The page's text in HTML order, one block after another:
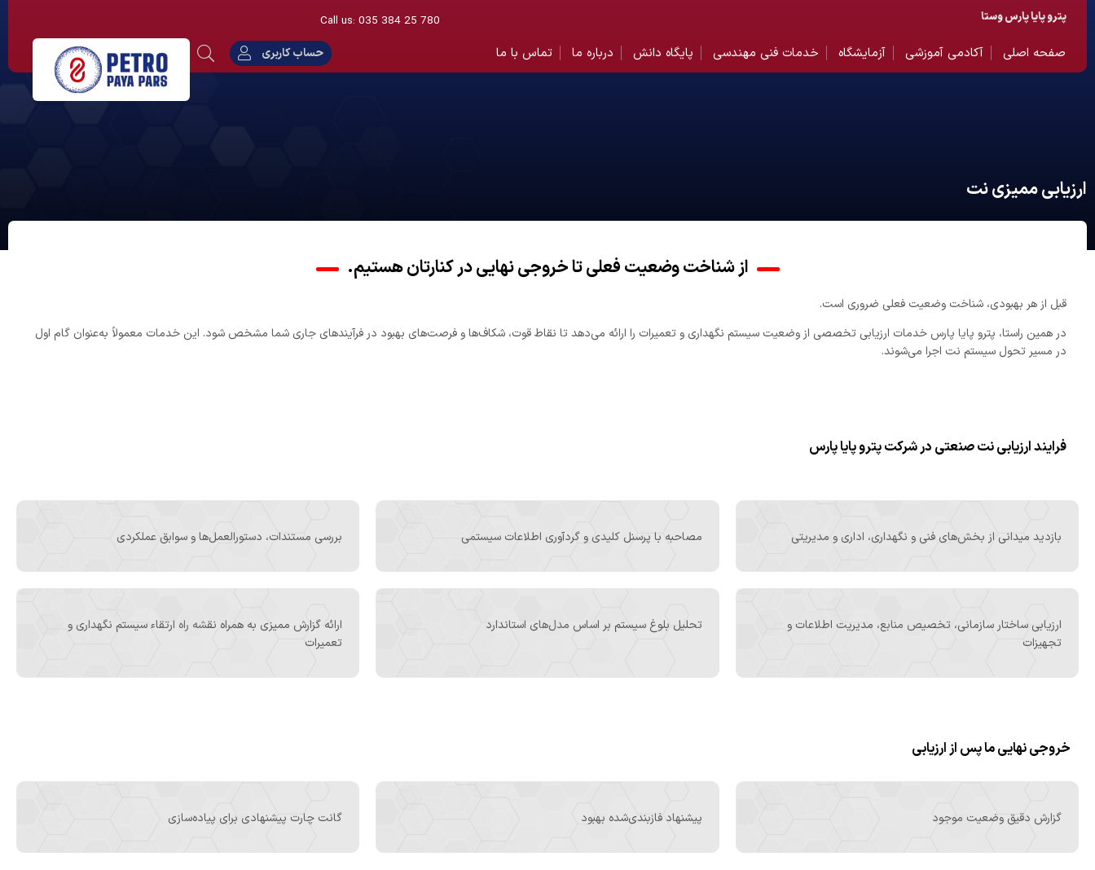
پترو پایا پارس وستا
صفحه اصلی آکادمی آموزشی آزمایشگاه خدمات فنی مهندسی پایگاه دانش درباره ما تماس با ما حساب کاربری
Call us: 035 384 25 780
ارزیابی ممیزی نت
از شناخت وضعیت فعلی تا خروجی نهایی در کنارتان هستیم.
قبل از هر بهبودی، شناخت وضعیت فعلی ضروری است.
در همین راستا، پترو پایا پارس خدمات ارزیابی تخصصی از وضعیت سیستم نگهداری و تعمیرات را ارائه می‌دهد تا نقاط قوت، شکاف‌ها و فرصت‌های بهبود در فرآیندهای جاری شما مشخص شود. این خدمات معمولاً به‌عنوان گام اول
در مسیر تحول سیستم نت اجرا می‌شوند.
فرایند ارزیابی نت صنعتی در شرکت پترو پایا پارس
بازدید میدانی از بخش‌های فنی و نگهداری، اداری و مدیریتی مصاحبه با پرسنل کلیدی و گردآوری اطلاعات سیستمی بررسی مستندات، دستورالعمل‌ها و سوابق عملکردی
ارزیابی ساختار سازمانی، تخصیص منابع، مدیریت اطلاعات و
تجهیزات
تحلیل بلوغ سیستم بر اساس مدل‌های استاندارد
ارائه گزارش ممیزی به همراه نقشه راه ارتقاء سیستم نگهداری و
تعمیرات
خروجی نهایی ما پس از ارزیابی
گزارش دقیق وضعیت موجود پیشنهاد فازبندی‌شده بهبود گانت چارت پیشنهادی برای پیاده‌سازی